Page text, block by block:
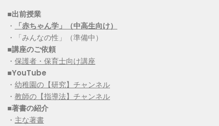
■出前授業
・
「赤ちゃん学」（中高生向け）
・「みんなの性」（準備中）
■講座のご依頼
・ 保護者・保育士向け講座
■YouTube
・ 幼稚園の【研究】チャンネル
・ 教師の【指導法】チャンネル
■著書の紹介
・ 主な著書